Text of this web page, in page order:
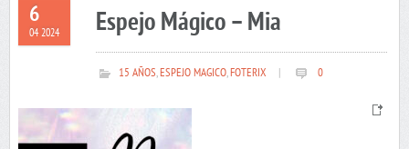
6
04 2024 Espejo Mágico – Mia
15 AÑOS,ESPEJO MAGICO,FOTERIX 0